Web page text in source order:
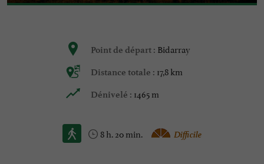
Point de départ : Bidarray
Distance totale : 17,8 km
Dénivelé : 1465 m
8 h. 20 min. Difficile